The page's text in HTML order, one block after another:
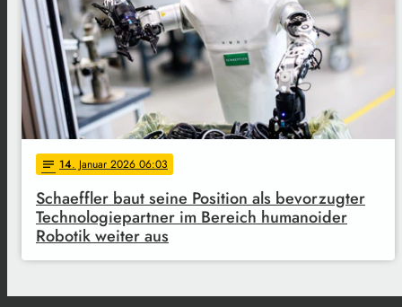
notes 14. Januar 2026 06:03
Schaeffler baut seine Position als bevorzugter
Technologiepartner im Bereich humanoider
Robotik weiter aus